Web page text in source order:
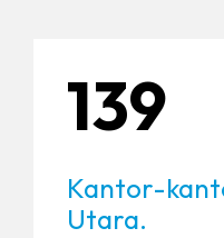
139
Kantor-
Utara.